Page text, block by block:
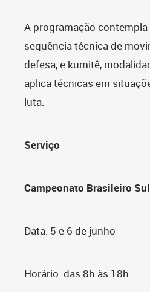
A programação
sequência técnica de
defesa, e kumitê,
aplica técnicas em
luta.
Serviço
Campeonato Brasileiro
Data: 5 e 6 de junho
Horário: das 8h às 18h